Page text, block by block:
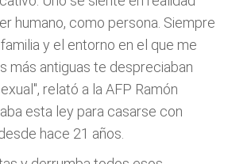
humano, como persona. Siempre
y el entorno en el que me
más antiguas te despreciaban
relató a la AFP Ramón
esta ley para casarse con
hace 21 años.